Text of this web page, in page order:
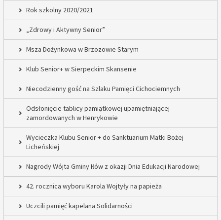
Rok szkolny 2020/2021
„Zdrowy i Aktywny Senior”
Msza Dożynkowa w Brzozowie Starym
Klub Senior+ w Sierpeckim Skansenie
Niecodzienny gość na Szlaku Pamięci Cichociemnych
Odsłonięcie tablicy pamiątkowej upamiętniającej
zamordowanych w Henrykowie
Wycieczka Klubu Senior + do Sanktuarium Matki Bożej
Licheńskiej
Nagrody Wójta Gminy Iłów z okazji Dnia Edukacji Narodowej
42. rocznica wyboru Karola Wojtyły na papieża
Uczcili pamięć kapelana Solidarności